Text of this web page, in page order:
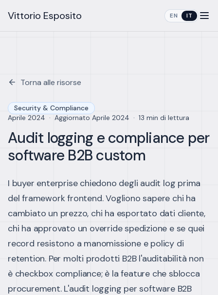
Vittorio Esposito EN IT
Torna alle risorse
Security & Compliance
Aprile 2024 · Aggiornato Aprile 2024 · 13 min di lettura
Audit logging e compliance per
software B2B custom
I buyer enterprise chiedono degli audit log prima
del framework frontend. Vogliono sapere chi ha
cambiato un prezzo, chi ha esportato dati cliente,
chi ha approvato un override spedizione e se quei
record resistono a manomissione e policy di
retention. Per molti prodotti B2B l'auditabilità non
è checkbox compliance; è la feature che sblocca
procurement.L'audit logging per software B2B